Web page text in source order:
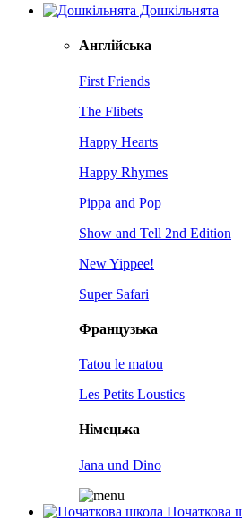
Дошкільнята
Англійська
First Friends
The Flibets
Happy Hearts
Happy Rhymes
Pippa and Pop
Show and Tell 2nd Edition
New Yippee!
Super Safari
Французька
Tatou le matou
Les Petits Loustics
Німецька
Jana und Dino
Початкова